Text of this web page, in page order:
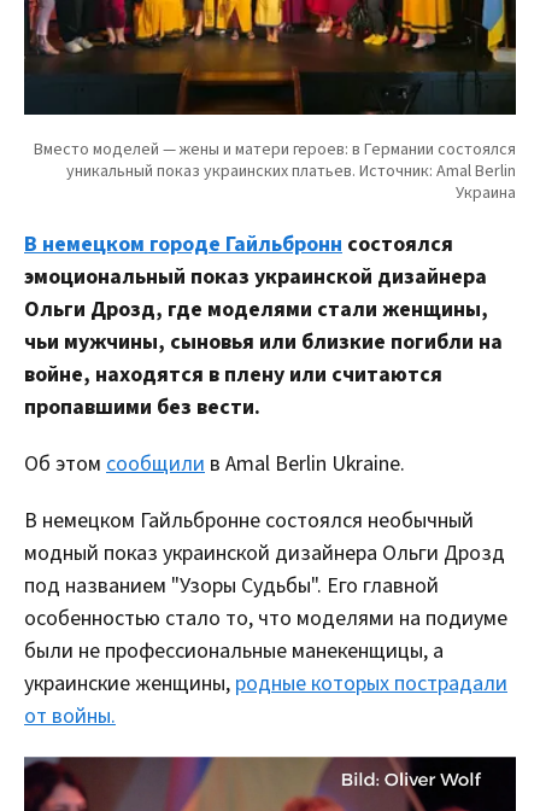
В немецком городе Гайльбронн состоялся
эмоциональный показ украинской дизайнера
Ольги Дрозд, где моделями стали женщины,
чьи мужчины, сыновья или близкие погибли на
войне, находятся в плену или считаются
пропавшими без вести.
Об этом сообщили в Amal Berlin Ukraine.
В немецком Гайльбронне состоялся необычный
модный показ украинской дизайнера Ольги Дрозд
под названием "Узоры Судьбы". Его главной
особенностью стало то, что моделями на подиуме
были не профессиональные манекенщицы, а
украинские женщины, родные которых пострадали
от войны.